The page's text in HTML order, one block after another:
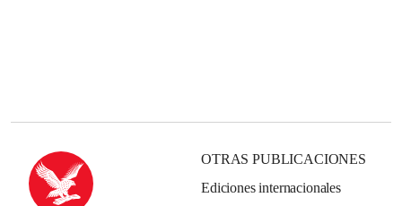
OTRAS PUBLICACIONES
Ediciones internacionales